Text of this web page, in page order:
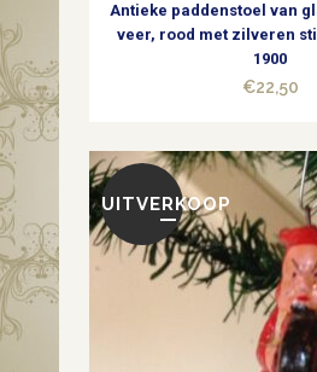
Antieke paddenstoel van
veer, rood met zilveren
1900
€22,50
UITVERKOOP